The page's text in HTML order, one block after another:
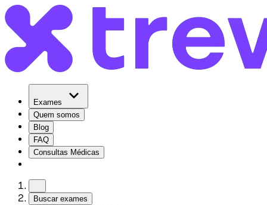
Exames
Quem somos
Blog
FAQ
Consultas Médicas
Buscar exames